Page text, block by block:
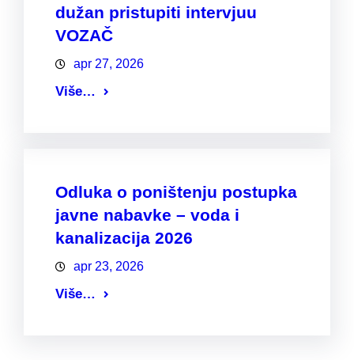
dužan pristupiti intervjuu
VOZAČ
apr 27, 2026
Više…
Odluka o poništenju postupka
javne nabavke – voda i
kanalizacija 2026
apr 23, 2026
Više…